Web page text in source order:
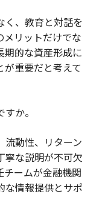
く、教育と対話を
メリットだけでな
期的な資産形成に
が重要だと考えて
か。
流動性、リターン
寧な説明が不可欠
チームが金融機関
な情報提供とサポ